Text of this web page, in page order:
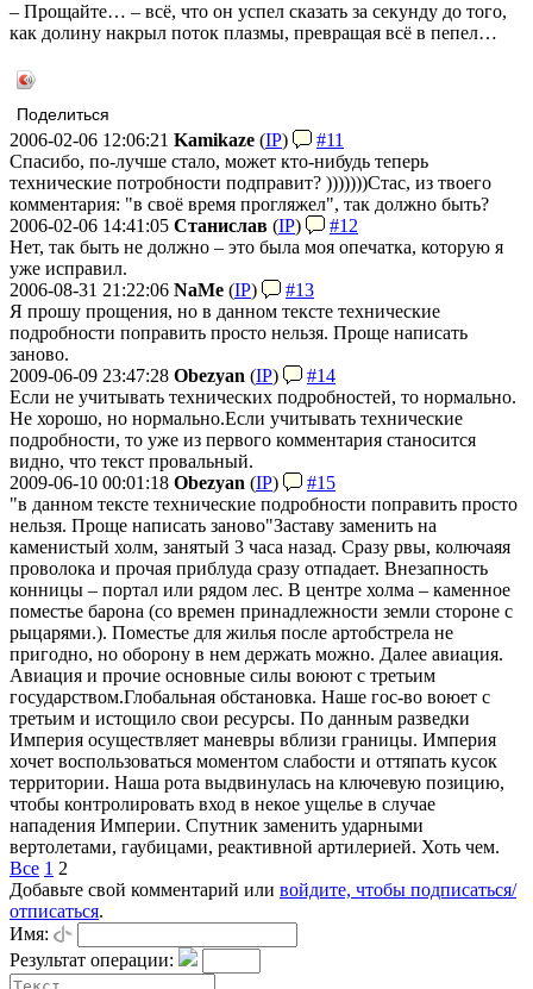
– Прощайте… – всё, что он успел сказать за секунду до того,
как долину накрыл поток плазмы, превращая всё в пепел…
Поделиться
2006-02-06 12:06:21 Kamikaze (IP)
#11
Спасибо, по-лучше стало, может кто-нибудь теперь
технические потробности подправит? )))))))Стас, из твоего
комментария: "в своё время прогляжел", так должно быть?
2006-02-06 14:41:05 Станислав (IP)
#12
Нет, так быть не должно – это была моя опечатка, которую я
уже исправил.
2006-08-31 21:22:06 NaMe (IP)
#13
Я прошу прощения, но в данном тексте технические
подробности поправить просто нельзя. Проще написать
заново.
2009-06-09 23:47:28 Obezyan (IP)
#14
Если не учитывать технических подробностей, то нормально.
Не хорошо, но нормально.Если учитывать технические
подробности, то уже из первого комментария станосится
видно, что текст провальный.
2009-06-10 00:01:18 Obezyan (IP)
#15
"в данном тексте технические подробности поправить просто
нельзя. Проще написать заново"Заставу заменить на
каменистый холм, занятый 3 часа назад. Сразу рвы, колючаяя
проволока и прочая приблуда сразу отпадает. Внезапность
конницы – портал или рядом лес. В центре холма – каменное
поместье барона (со времен принадлежности земли стороне с
рыцарями.). Поместье для жилья после артобстрела не
пригодно, но оборону в нем держать можно. Далее авиация.
Авиация и прочие основные силы воюют с третьим
государством.Глобальная обстановка. Наше гос-во воюет с
третьим и истощило свои ресурсы. По данным разведки
Империя осуществляет маневры вблизи границы. Империя
хочет воспользоваться моментом слабости и оттяпать кусок
территории. Наша рота выдвинулась на ключевую позицию,
чтобы контролировать вход в некое ущелье в случае
нападения Империи. Спутник заменить ударными
вертолетами, гаубицами, реактивной артилерией. Хоть чем.
Все 1 2
Добавьте свой комментарий или войдите, чтобы подписаться/
отписаться.
Имя:
Результат операции: